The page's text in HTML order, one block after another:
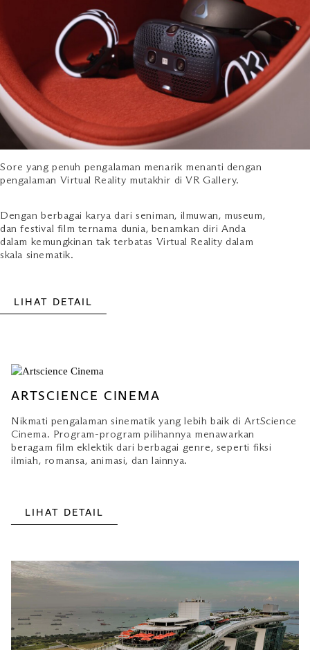
Sore yang penuh pengalaman menarik menanti dengan
pengalaman Virtual Reality mutakhir di VR Gallery.
Dengan berbagai karya dari seniman, ilmuwan, museum,
dan festival film ternama dunia, benamkan diri Anda
dalam kemungkinan tak terbatas Virtual Reality dalam
skala sinematik.
LIHAT DETAIL
ARTSCIENCE CINEMA
Nikmati pengalaman sinematik yang lebih baik di ArtScience
Cinema. Program-program pilihannya menawarkan
beragam film eklektik dari berbagai genre, seperti fiksi
ilmiah, romansa, animasi, dan lainnya.
LIHAT DETAIL